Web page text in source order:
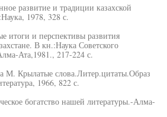
развитие и традиции казахской
1978, 328 с.
итоги и перспективы развития
В кн.:Наука Советского
Ата,1981., 217-224 с.
Крылатые слова.Литер.цитаты.Образ
1966, 822 с.
богатство нашей литературы.-Алма-